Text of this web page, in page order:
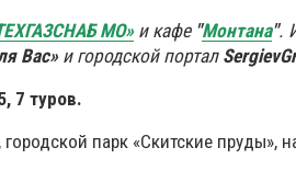
МО»и кафе "Монтана".
Вас»и городской портал
7 туров.
парк «Скитские пруды»,